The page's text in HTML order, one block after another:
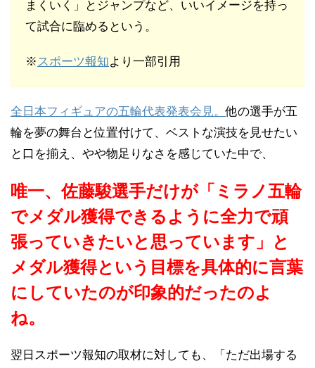
まくいく」とジャンプなど、いいイメージを持っ
て試合に臨めるという。
※スポーツ報知より一部引用
全日本フィギュアの五輪代表発表会見。他の選手が五
輪を夢の舞台と位置付けて、ベストな演技を見せたい
と口を揃え、やや物足りなさを感じていた中で、
唯一、佐藤駿選手だけが「ミラノ五輪
でメダル獲得できるように全力で頑
張っていきたいと思っています」と
メダル獲得という目標を具体的に言葉
にしていたのが印象的だったのよ
ね。
翌日スポーツ報知の取材に対しても、「ただ出場する